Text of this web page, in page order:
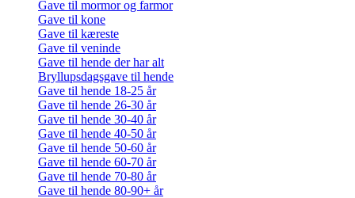
Gave til mormor og farmor
Gave til kone
Gave til kæreste
Gave til veninde
Gave til hende der har alt
Bryllupsdagsgave til hende
Gave til hende 18-25 år
Gave til hende 26-30 år
Gave til hende 30-40 år
Gave til hende 40-50 år
Gave til hende 50-60 år
Gave til hende 60-70 år
Gave til hende 70-80 år
Gave til hende 80-90+ år